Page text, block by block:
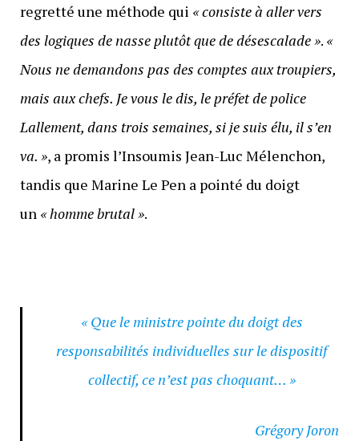
regretté une méthode qui «consiste à aller vers
des logiques de nasse plutôt que de désescalade ». «
Nous ne demandons pas des comptes aux troupiers,
mais aux chefs. Je vous le dis, le préfet de police
Lallement, dans trois semaines, si je suis élu, il s’en
va. », a promis l’Insoumis Jean-Luc Mélenchon,
tandis que Marine Le Pen a pointé du doigt
un «homme brutal ».
« Que le ministre pointe du doigt des
responsabilités individuelles sur le dispositif
collectif, ce n’est pas choquant… »
Grégory Joron